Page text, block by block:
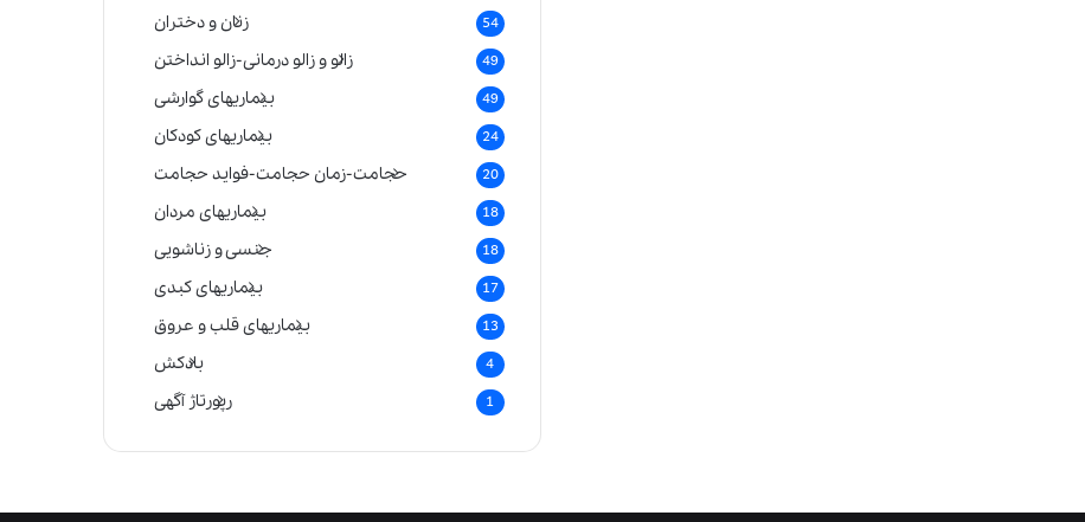
زنان و دختران 54
زالو و زالو درمانی-زالو انداختن 49
بیماریهای گوارشی 49
بیماریهای کودکان 24
حجامت-زمان حجامت-فواید حجامت 20
بیماریهای مردان 18
جنسی و زناشویی 18
بیماریهای کبدی 17
بیماریهای قلب و عروق 13
بادکش 4
رپورتاژ آگهی 1